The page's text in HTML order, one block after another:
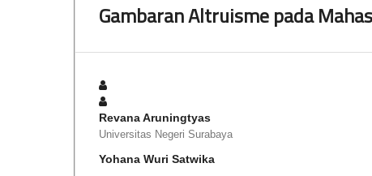
Gambaran Altruisme pada
Revana Aruningtyas
Universitas Negeri Surabaya
Yohana Wuri Satwika